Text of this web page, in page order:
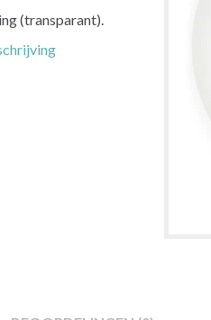
(transparant).